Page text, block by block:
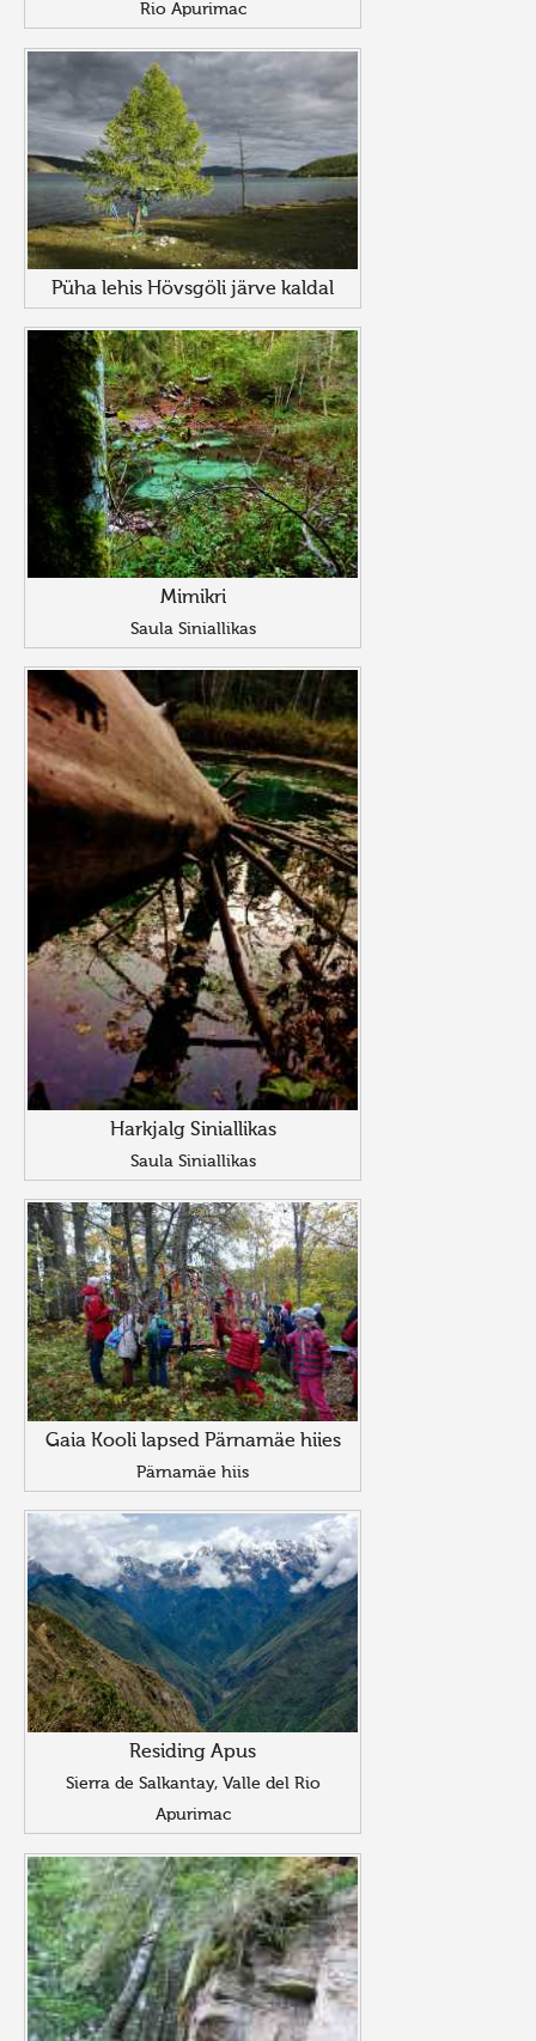
Rio Apurimac
Püha lehis Hövsgöli järve kaldal
Mimikri
Saula Siniallikas
Harkjalg Siniallikas
Saula Siniallikas
Gaia Kooli lapsed Pärnamäe hiies
Pärnamäe hiis
Residing Apus
Sierra de Salkantay, Valle del Rio
Apurimac